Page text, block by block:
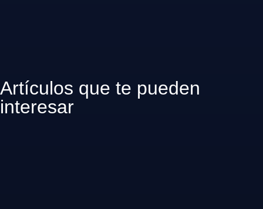
Artículos que te pueden
interesar